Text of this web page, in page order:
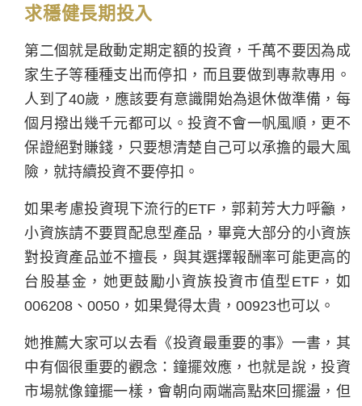
求穩健長期投入
第二個就是啟動定期定額的投資，千萬不要因為成
家生子等種種支出而停扣，而且要做到專款專用。
人到了40歲，應該要有意識開始為退休做準備，每
個月撥出幾千元都可以。投資不會一帆風順，更不
保證絕對賺錢，只要想清楚自己可以承擔的最大風
險，就持續投資不要停扣。
如果考慮投資現下流行的ETF，郭莉芳大力呼籲，
小資族請不要買配息型產品，畢竟大部分的小資族
對投資產品並不擅長，與其選擇報酬率可能更高的
台股基金，她更鼓勵小資族投資市值型ETF，如
006208、0050，如果覺得太貴，00923也可以。
她推薦大家可以去看《投資最重要的事》一書，其
中有個很重要的觀念：鐘擺效應，也就是說，投資
市場就像鐘擺一樣，會朝向兩端高點來回擺盪，但